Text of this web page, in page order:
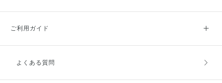
ご利用ガイド
ご利用ガイドトップ
よくある質問